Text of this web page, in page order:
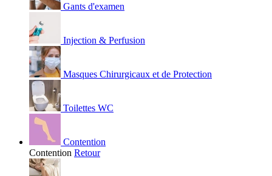
Gants d'examen
Injection & Perfusion
Masques Chirurgicaux et de Protection
Toilettes WC
Contention
Contention Retour